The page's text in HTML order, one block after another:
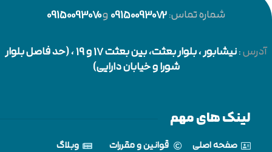
شماره تماس:09150093072و09150093070
آدرس:نیشابور
، بلوار بعثت، بین بعثت 17 و 19 ، (حد فاصل بلوار
شورا و خیابان دارایی)
لینک های مهم
صفحه اصلی قوانین و مقررات وبلاگ